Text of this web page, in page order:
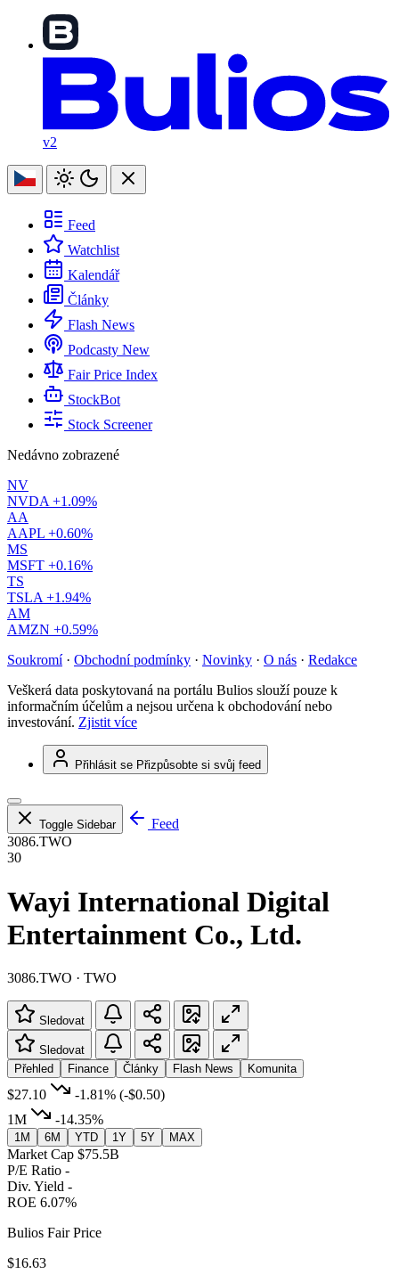
v2
Feed
Watchlist
Kalendář
Články
Flash News
Podcasty New
Fair Price Index
StockBot
Stock Screener
Nedávno zobrazené
NV
NVDA +1.09%
AA
AAPL +0.60%
MS
MSFT +0.16%
TS
TSLA +1.94%
AM
AMZN +0.59%
Soukromí · Obchodní podmínky · Novinky · O nás · Redakce
Veškerá data poskytovaná na portálu Bulios slouží pouze k
informačním účelům a nejsou určena k obchodování nebo
investování. Zjistit více
Přihlásit se Přizpůsobte si svůj feed
Toggle Sidebar
Feed
3086.TWO
30
Wayi International Digital
Entertainment Co., Ltd.
3086.TWO · TWO
Sledovat
Sledovat
Přehled
Finance Články Flash News Komunita
$27.10 -1.81% (-$0.50)
1M
-14.35%
1M 6M YTD 1Y 5Y MAX
Market Cap $75.5B
P/E Ratio -
Div. Yield -
ROE 6.07%
Bulios Fair Price
$16.63